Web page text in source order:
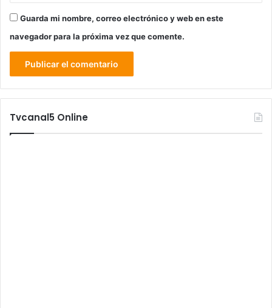
Guarda mi nombre, correo electrónico y web en este
navegador para la próxima vez que comente.
Tvcanal5 Online